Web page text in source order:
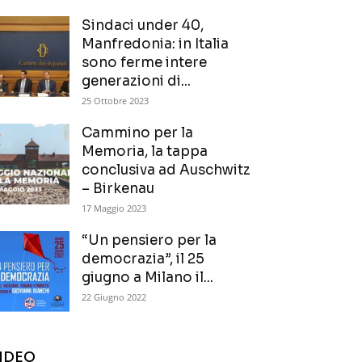
Sindaci under 40,
Manfredonia: in Italia
sono ferme intere
generazioni di...
25 Ottobre 2023
Cammino per la
Memoria, la tappa
conclusiva ad Auschwitz
– Birkenau
17 Maggio 2023
“Un pensiero per la
democrazia”, il 25
giugno a Milano il...
22 Giugno 2022